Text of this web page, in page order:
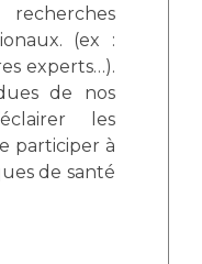
(ex :
experts…).
de nos
les
participer à
de santé